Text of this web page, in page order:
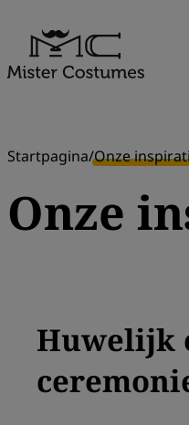
naar
inhoud
Startpagina/Onze
Onze
Huwelijk